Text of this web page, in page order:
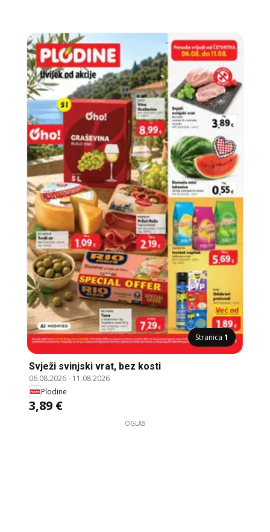
Stranica 1
Svježi svinjski vrat, bez kosti
06.08.2026- 11.08.2026
Plodine
3,89 €
OGLAS